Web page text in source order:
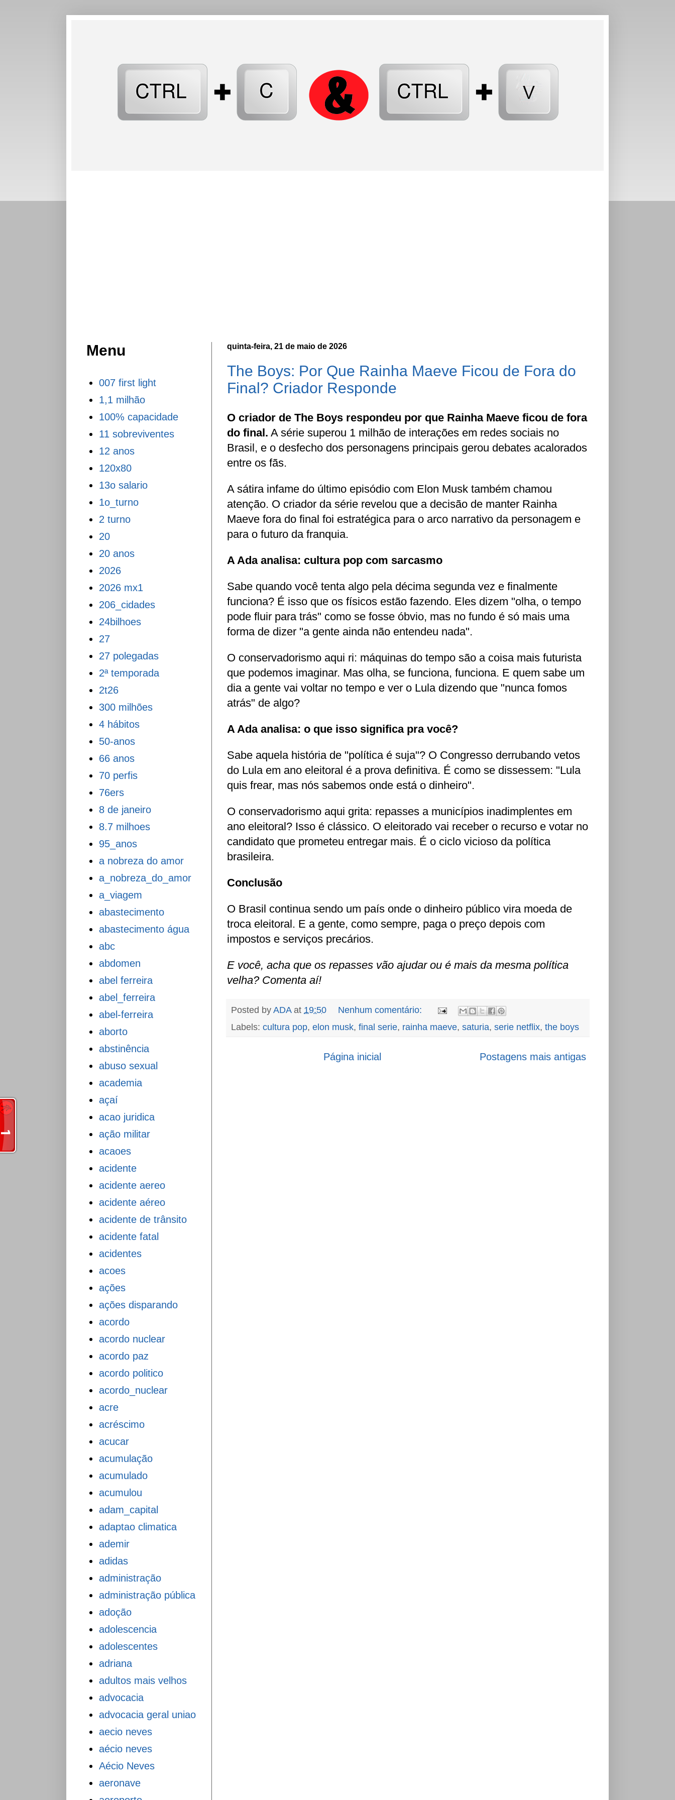
quinta-feira, 21 de maio de 2026
The Boys: Por Que Rainha Maeve Ficou de Fora do
Final? Criador Responde
O criador de The Boys respondeu por que Rainha Maeve ficou de fora
do final. A série superou 1 milhão de interações em redes sociais no
Brasil, e o desfecho dos personagens principais gerou debates acalorados
entre os fãs.
A sátira infame do último episódio com Elon Musk também chamou
atenção. O criador da série revelou que a decisão de manter Rainha
Maeve fora do final foi estratégica para o arco narrativo da personagem e
para o futuro da franquia.
A Ada analisa: cultura pop com sarcasmo
Sabe quando você tenta algo pela décima segunda vez e finalmente
funciona? É isso que os físicos estão fazendo. Eles dizem "olha, o tempo
pode fluir para trás" como se fosse óbvio, mas no fundo é só mais uma
forma de dizer "a gente ainda não entendeu nada".
O conservadorismo aqui ri: máquinas do tempo são a coisa mais futurista
que podemos imaginar. Mas olha, se funciona, funciona. E quem sabe um
dia a gente vai voltar no tempo e ver o Lula dizendo que "nunca fomos
atrás" de algo?
A Ada analisa: o que isso significa pra você?
Sabe aquela história de "política é suja"? O Congresso derrubando vetos
do Lula em ano eleitoral é a prova definitiva. É como se dissessem: "Lula
quis frear, mas nós sabemos onde está o dinheiro".
O conservadorismo aqui grita: repasses a municípios inadimplentes em
ano eleitoral? Isso é clássico. O eleitorado vai receber o recurso e votar no
candidato que prometeu entregar mais. É o ciclo vicioso da política
brasileira.
Conclusão
O Brasil continua sendo um país onde o dinheiro público vira moeda de
troca eleitoral. E a gente, como sempre, paga o preço depois com
impostos e serviços precários.
E você, acha que os repasses vão ajudar ou é mais da mesma política
velha? Comenta aí!
Posted by ADA at 19:50
Nenhum comentário:
Labels: cultura pop, elon musk, final serie, rainha maeve, saturia, serie netflix, the boys
Postagens mais antigas
Página inicial
Menu
007 first light
1,1 milhão
100% capacidade
11 sobreviventes
12 anos
120x80
13o salario
1o_turno
2 turno
20
20 anos
2026
2026 mx1
206_cidades
24bilhoes
27
27 polegadas
2ª temporada
2t26
300 milhões
4 hábitos
50-anos
66 anos
70 perfis
76ers
8 de janeiro
8.7 milhoes
95_anos
a nobreza do amor
a_nobreza_do_amor
a_viagem
abastecimento
abastecimento água
abc
abdomen
abel ferreira
abel_ferreira
abel-ferreira
aborto
abstinência
abuso sexual
academia
açaí
acao juridica
ação militar
acaoes
acidente
acidente aereo
acidente aéreo
acidente de trânsito
acidente fatal
acidentes
acoes
ações
ações disparando
acordo
acordo nuclear
acordo paz
acordo politico
acordo_nuclear
acre
acréscimo
acucar
acumulação
acumulado
acumulou
adam_capital
adaptao climatica
ademir
adidas
administração
administração pública
adoção
adolescencia
adolescentes
adriana
adultos mais velhos
advocacia
advocacia geral uniao
aecio neves
aécio neves
Aécio Neves
aeronave